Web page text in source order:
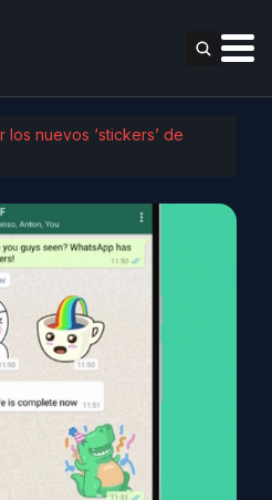
los nuevos ‘stickers’ de